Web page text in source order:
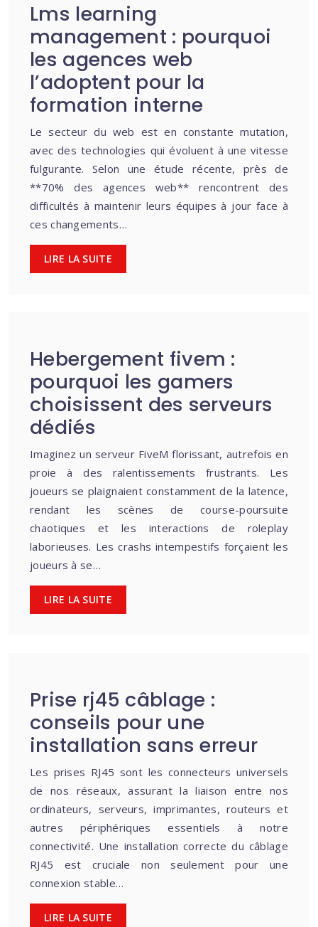
Lms learning
management : pourquoi
les agences web
l’adoptent pour la
formation interne
Le secteur du web est en constante mutation,
avec des technologies qui évoluent à une vitesse
fulgurante. Selon une étude récente, près de
**70% des agences web** rencontrent des
difficultés à maintenir leurs équipes à jour face à
ces changements…
LIRE LA SUITE
Hebergement fivem :
pourquoi les gamers
choisissent des serveurs
dédiés
Imaginez un serveur FiveM florissant, autrefois en
proie à des ralentissements frustrants. Les
joueurs se plaignaient constamment de la latence,
rendant les scènes de course-poursuite
chaotiques et les interactions de roleplay
laborieuses. Les crashs intempestifs forçaient les
joueurs à se…
LIRE LA SUITE
Prise rj45 câblage :
conseils pour une
installation sans erreur
Les prises RJ45 sont les connecteurs universels
de nos réseaux, assurant la liaison entre nos
ordinateurs, serveurs, imprimantes, routeurs et
autres périphériques essentiels à notre
connectivité. Une installation correcte du câblage
RJ45 est cruciale non seulement pour une
connexion stable…
LIRE LA SUITE